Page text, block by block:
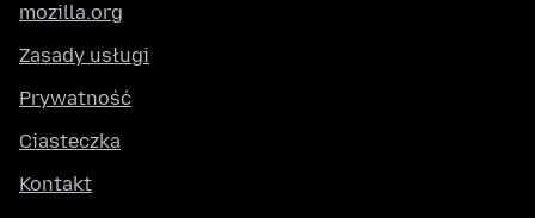
mozilla.org
Zasady usługi
Prywatność
Ciasteczka
Kontakt